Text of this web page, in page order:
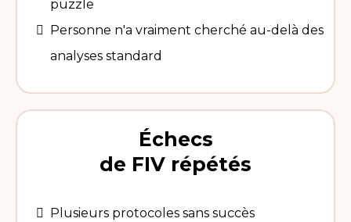
puzzle
Personne n'a vraiment cherché au-delà des
analyses standard
Échecs
de FIV répétés
Plusieurs protocoles sans succès